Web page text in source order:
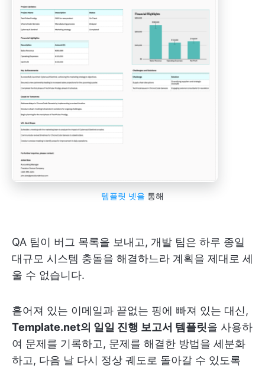
템플릿 넷을 통해
QA 팀이 버그 목록을 보내고, 개발 팀은 하루 종일
대규모 시스템 충돌을 해결하느라 계획을 제대로 세
울 수 없습니다.
흩어져 있는 이메일과 끝없는 핑에 빠져 있는 대신,
Template.net의 일일 진행 보고서 템플릿을 사용하
여 문제를 기록하고, 문제를 해결한 방법을 세분화
하고, 다음 날 다시 정상 궤도로 돌아갈 수 있도록